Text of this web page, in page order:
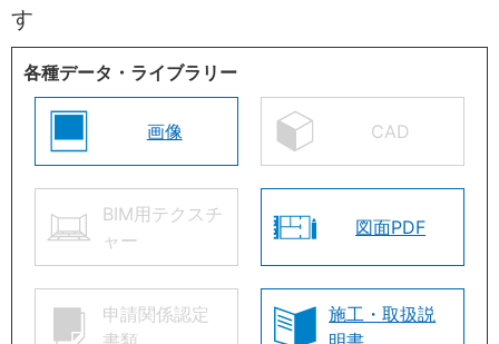
す
各種データ・ライブラリー
画像 CAD
BIM用テクスチ
ャー
図面PDF
申請関係認定
施工・取扱説